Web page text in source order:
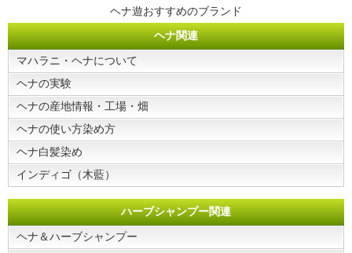
ヘナ遊おすすめのブランド
ヘナ関連
マハラニ・ヘナについて
ヘナの実験
ヘナの産地情報・工場・畑
ヘナの使い方染め方
ヘナ白髪染め
インディゴ（木藍）
ハーブシャンプー関連
ヘナ＆ハーブシャンプー